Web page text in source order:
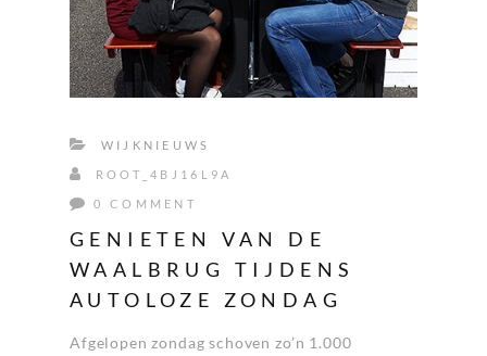
WIJKNIEUWS
ROOT_4BJ16L9A
0 COMMENT
GENIETEN VAN DE
WAALBRUG TIJDENS
AUTOLOZE ZONDAG
Afgelopen zondag schoven zo’n 1.000